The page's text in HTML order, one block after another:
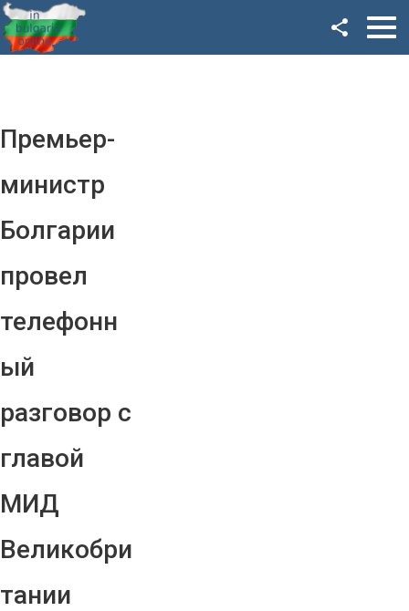
Премьер-
министр
Болгарии
провел
телефонн
ый
разговор с
главой
МИД
Великобри
тании